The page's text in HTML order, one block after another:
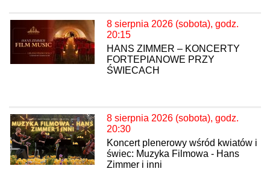
8 sierpnia 2026 (sobota), godz.
20:15
HANS ZIMMER – KONCERTY
FORTEPIANOWE PRZY
ŚWIECACH
8 sierpnia 2026 (sobota), godz.
20:30
Koncert plenerowy wśród kwiatów i
świec: Muzyka Filmowa - Hans
Zimmer i inni